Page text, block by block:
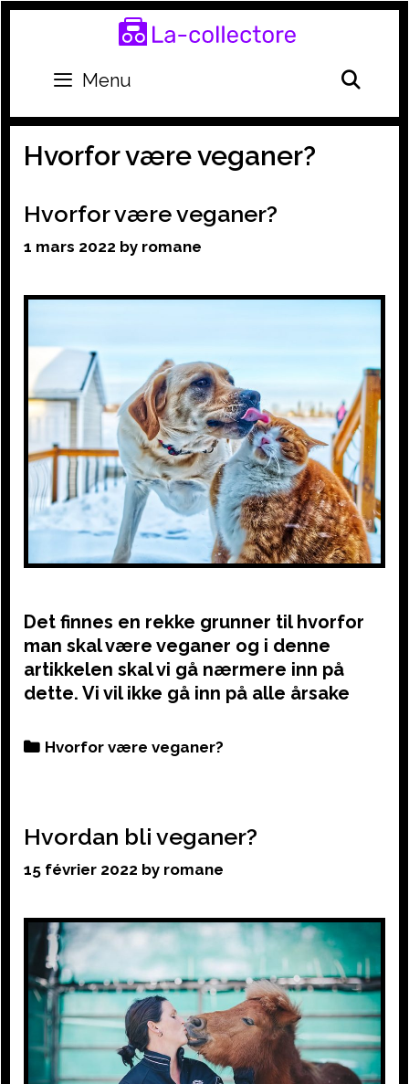
content
Menu
Hvorfor være veganer?
Hvorfor være veganer?
1 mars 2022 by romane
Det finnes en rekke grunner til hvorfor
man skal være veganer og i denne
artikkelen skal vi gå nærmere inn på
dette. Vi vil ikke gå inn på alle årsake
Categories
Hvorfor være veganer?
Hvordan bli veganer?
15 février 2022 by romane